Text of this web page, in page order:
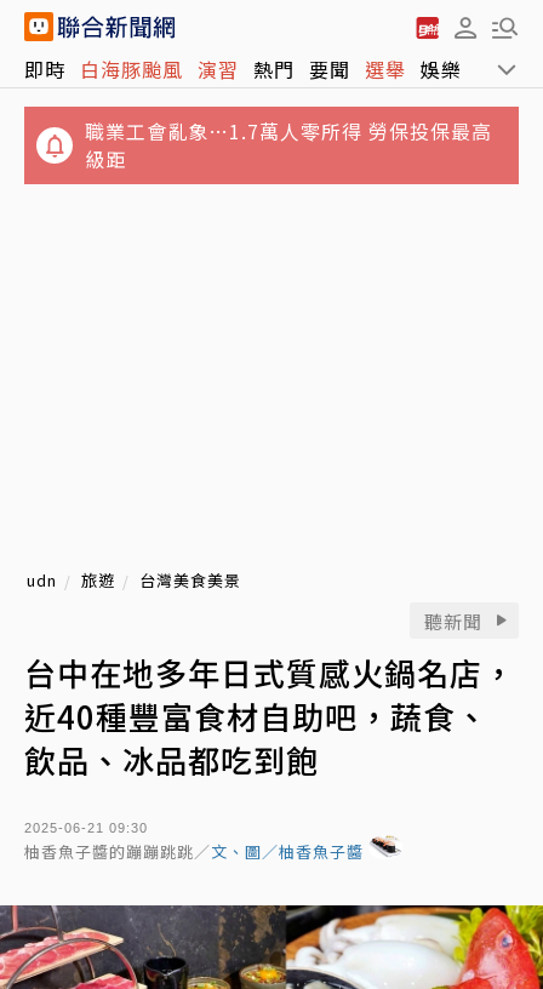
即時 白海豚颱風 演習 熱門 要聞 選舉 娛樂 運動
白海豚北方海面擦邊過 降雨集中竹苗
udn 旅遊 台灣美食美景
聽新聞
台中在地多年日式質感火鍋名店，
近40種豐富食材自助吧，蔬食、
飲品、冰品都吃到飽
2025-06-21 09:30
柚香魚子醬的蹦蹦跳跳／文、圖／柚香魚子醬